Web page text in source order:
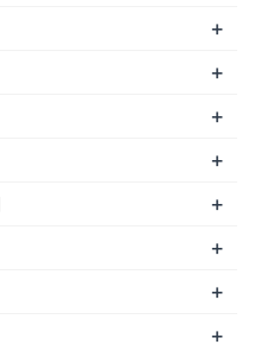
+
+
+
+
+
+
+
+